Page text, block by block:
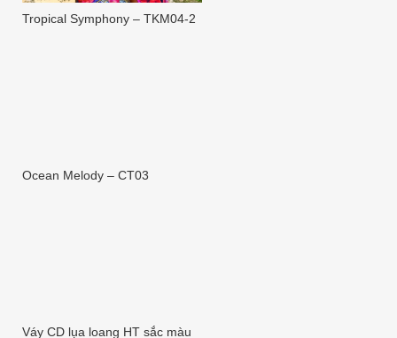
Tropical Symphony – TKM04-2
Ocean Melody – CT03
Váy CD lụa loang HT sắc màu